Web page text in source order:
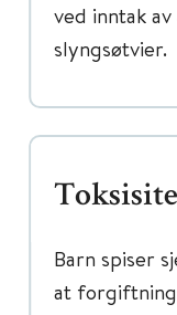
ved inntak
slyngsøtvier.
Barn spiser
at